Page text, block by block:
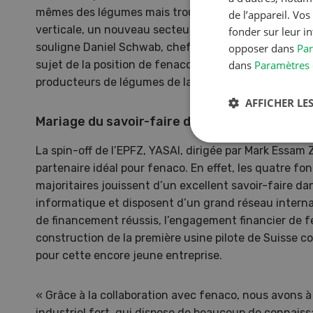
mêmes des légumes mais trouver, grâce aux
verticale, un nouveau secteur d'activité profitable
souligne Daniel Schwab, chef Catégorie légumes
sujet de la position de fenaco. Un
producteurs de légumes de la région du Seeland a
Mariage du savoir-faire de l’industrie et de la
La spin-off de l’EPFZ, YASAI, dirigée par Mark
partenaire idéal pour fenaco. En effet, les quatre
majoritaires jouissent d’un excellent savoir-faire
informatique et disposent d’un grand réseau
de financement réussis, l’engagement financier de
construction de la première usine pilote de Suisse
pour cette encore jeune entreprise.
« Grâce à la collaboration avec fenaco, nous avons
de l’appareil.
fonder sur leur
opposer dans
dans
AFFICHER